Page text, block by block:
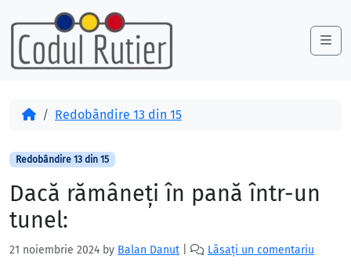
Skip to content
Skip to footer
AcasăRedobândire 13 din 15
Redobândire 13 din 15
Dacă rămâneţi în pană într-un
tunel:
21 noiembrie 2024 by Balan Danut Lăsați un comentariu